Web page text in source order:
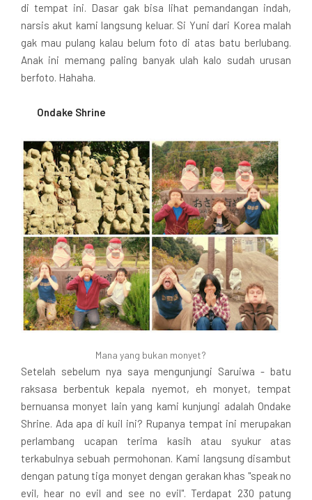
di tempat ini. Dasar gak bisa lihat pemandangan indah,
narsis akut kami langsung keluar. Si Yuni dari Korea malah
gak mau pulang kalau belum foto di atas batu berlubang.
Anak ini memang paling banyak ulah kalo sudah urusan
berfoto. Hahaha.
Ondake Shrine
Mana yang bukan monyet?
Setelah sebelum nya saya mengunjungi Saruiwa - batu
raksasa berbentuk kepala nyemot, eh monyet, tempat
bernuansa monyet lain yang kami kunjungi adalah Ondake
Shrine. Ada apa di kuil ini? Rupanya tempat ini merupakan
perlambang ucapan terima kasih atau syukur atas
terkabulnya sebuah permohonan. Kami langsung disambut
dengan patung tiga monyet dengan gerakan khas "speak no
evil, hear no evil and see no evil". Terdapat 230 patung